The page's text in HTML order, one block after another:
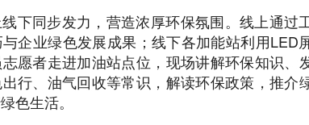
下同步发力，营造浓厚环保氛围。线上通过
企业绿色发展成果；线下各加能站利用LED
愿者走进加油站点位，现场讲解环保知识、
行、油气回收等常识，解读环保政策，推介
色生活。